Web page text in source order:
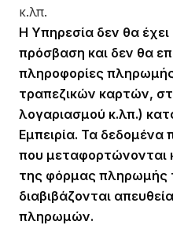
κ.λπ.
Η Υπηρεσία δεν θα
πρόσβαση και δεν θα
πληροφορίες
τραπεζικών καρτών,
λογαριασμού κ.λπ.)
Εμπειρία. Τα
που
της φόρμας πληρωμής
διαβιβάζονται
πληρωμών.